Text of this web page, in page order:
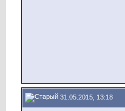
31.05.2015, 13:18